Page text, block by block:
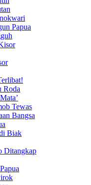
Papua
Roda
Tewas
Bangsa
Biak
Ditangkap